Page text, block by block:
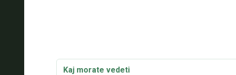
Kaj morate vedeti